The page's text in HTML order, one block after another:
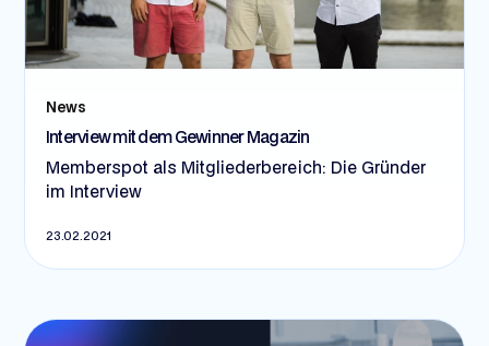
News
Interview mit dem Gewinner Magazin
Memberspot als Mitgliederbereich: Die Gründer
im Interview
23.02.2021